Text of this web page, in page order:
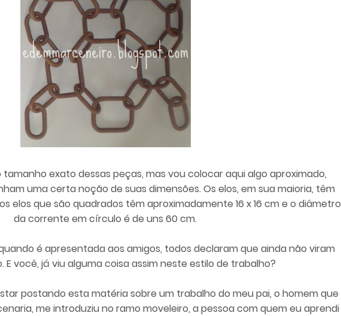
tamanho exato dessas peças, mas vou colocar aqui algo aproximado,
uma certa noção de suas dimensões. Os elos, em sua maioria, têm
elos que são quadrados têm aproximadamente 16 x 16 cm e o diâmetro
da corrente em círculo é de uns 60 cm.
é apresentada aos amigos, todos declaram que ainda não viram
E você, já viu alguma coisa assim neste estilo de trabalho?
postando esta matéria sobre um trabalho do meu pai, o homem que
me introduziu no ramo moveleiro, a pessoa com quem eu aprendi